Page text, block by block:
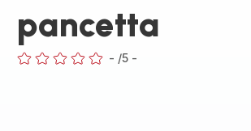
pancetta
- /5 -